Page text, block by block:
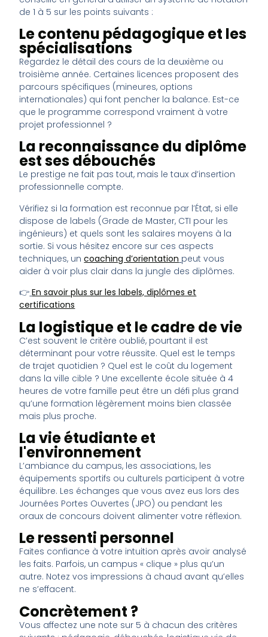
de 1 à 5 sur les points suivants :
Le contenu pédagogique et les
spécialisations
Regardez le détail des cours de la deuxième ou
troisième année. Certaines licences proposent des
parcours spécifiques (mineures, options
internationales) qui font pencher la balance. Est-ce
que le programme correspond vraiment à votre
projet professionnel ?
La reconnaissance du diplôme
est ses débouchés
Le prestige ne fait pas tout, mais le taux d’insertion
professionnelle compte.
Vérifiez si la formation est reconnue par l’État, si elle
dispose de labels (Grade de Master, CTI pour les
ingénieurs) et quels sont les salaires moyens à la
sortie. Si vous hésitez encore sur ces aspects
techniques, uncoaching d’orientation peut vous
aider à voir plus clair dans la jungle des diplômes.
👉 En savoir plus sur les labels, diplômes et
certifications
La logistique et le cadre de vie
C’est souvent le critère oublié, pourtant il est
déterminant pour votre réussite. Quel est le temps
de trajet quotidien ? Quel est le coût du logement
dans la ville cible ? Une excellente école située à 4
heures de votre famille peut être un défi plus grand
qu’une formation légèrement moins bien classée
mais plus proche.
La vie étudiante et
l'environnement
L’ambiance du campus, les associations, les
équipements sportifs ou culturels participent à votre
équilibre. Les échanges que vous avez eus lors des
Journées Portes Ouvertes (JPO) ou pendant les
oraux de concours doivent alimenter votre réflexion.
Le ressenti personnel
Faites confiance à votre intuition après avoir analysé
les faits. Parfois, un campus « clique » plus qu’un
autre. Notez vos impressions à chaud avant qu’elles
ne s’effacent.
Concrètement ?
Vous affectez une note sur 5 à chacun des critères